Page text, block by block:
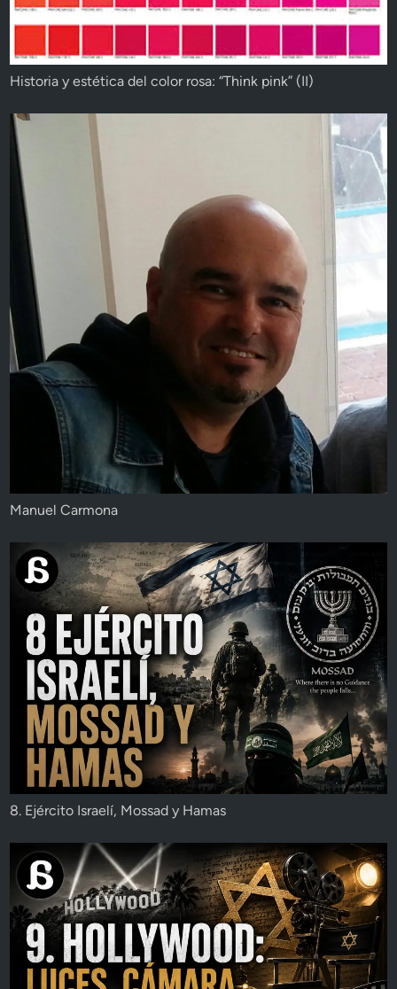
Historia y estética del color rosa: “Think pink” (II)
Manuel Carmona
8. Ejército Israelí, Mossad y Hamas